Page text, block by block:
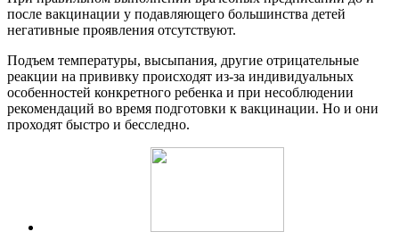
после вакцинации у подавляющего большинства детей
негативные проявления отсутствуют.
Подъем температуры, высыпания, другие отрицательные
реакции на прививку происходят из-за индивидуальных
особенностей конкретного ребенка и при несоблюдении
рекомендаций во время подготовки к вакцинации. Но и они
проходят быстро и бесследно.